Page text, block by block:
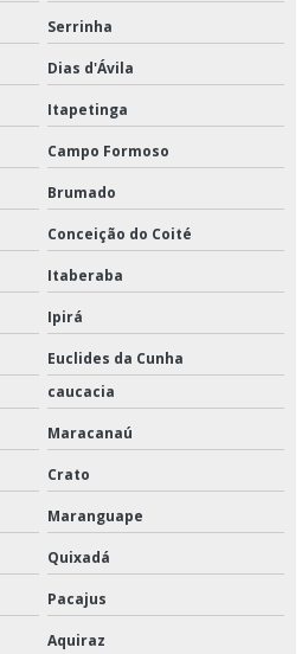
Serrinha
Dias d'Ávila
Itapetinga
Campo Formoso
Brumado
Conceição do Coité
Itaberaba
Ipirá
Euclides da Cunha
caucacia
Maracanaú
Crato
Maranguape
Quixadá
Pacajus
Aquiraz